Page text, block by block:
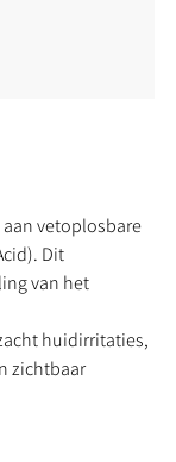
vetoplosbare
Dit
van het
huidirritaties,
zichtbaar